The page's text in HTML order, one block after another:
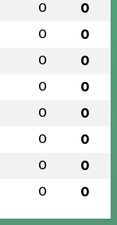
0 0
0 0
0 0
0 0
0 0
0 0
0 0
0 0